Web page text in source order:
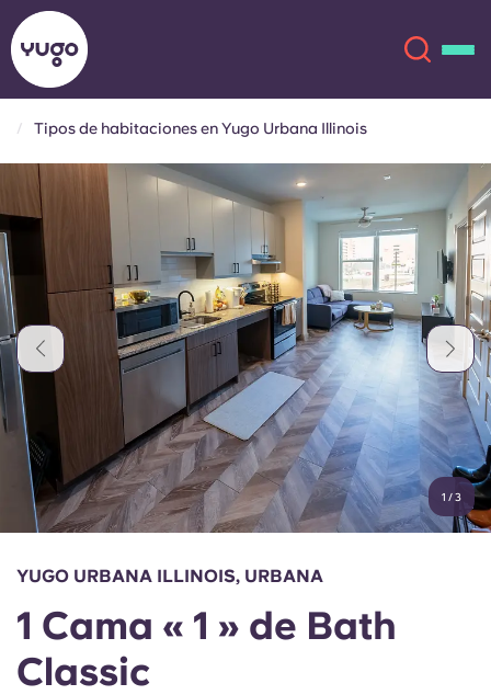
Acerca de
Ubicaciones
Más
Cuenta Idioma
English (GB)
Chinese
Elige un país
Iniciar sesión
Reserva ahora
English (GB)
Chinese Español
Català Deutsch
Italian French
Portuguese
Tipos de habitaciones en Yugo Urbana Illinois
1 /3
YUGO URBANA ILLINOIS, URBANA
1 Cama « 1 » de Bath
Classic